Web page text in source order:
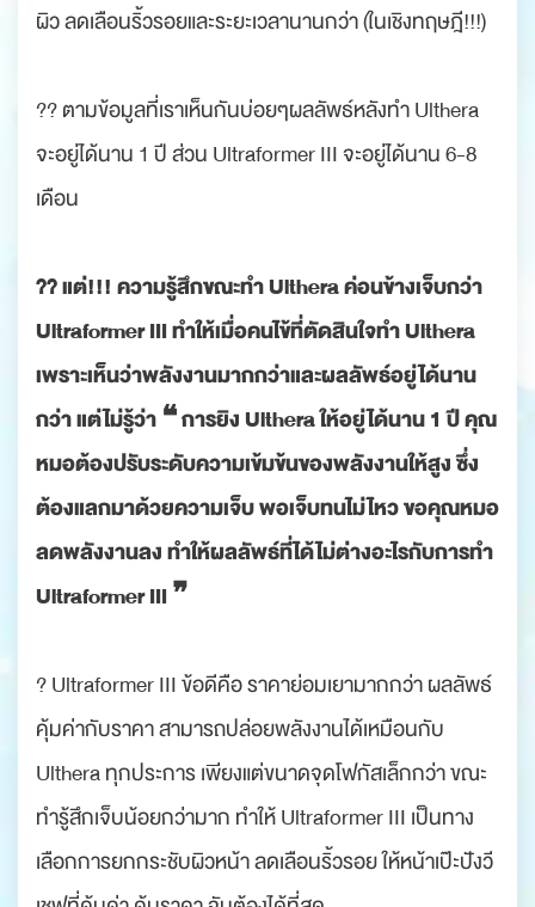
ผิว ลดเลือนริ้วรอยและระยะเวลานานกว่า (ในเชิงทฤษฎี!!!)
?? ตามข้อมูลที่เราเห็นกันบ่อยๆผลลัพธ์หลังทำ Ulthera
จะอยู่ได้นาน 1 ปี ส่วน Ultraformer III จะอยู่ได้นาน 6-8
เดือน
?? แต่!!! ความรู้สึกขณะทำ Ulthera ค่อนข้างเจ็บกว่า
Ultraformer III ทำให้เมื่อคนไข้ที่ตัดสินใจทำ Ulthera
เพราะเห็นว่าพลังงานมากกว่าและผลลัพธ์อยู่ได้นาน
กว่า แต่ไม่รู้ว่า ❝ การยิง Ulthera ให้อยู่ได้นาน 1 ปี คุณ
หมอต้องปรับระดับความเข้มข้นของพลังงานให้สูง ซึ่ง
ต้องแลกมาด้วยความเจ็บ พอเจ็บทนไม่ไหว ขอคุณหมอ
ลดพลังงานลง ทำให้ผลลัพธ์ที่ได้ไม่ต่างอะไรกับการทำ
Ultraformer III ❞
? Ultraformer III ข้อดีคือ ราคาย่อมเยามากกว่า ผลลัพธ์
คุ้มค่ากับราคา สามารถปล่อยพลังงานได้เหมือนกับ
Ulthera ทุกประการ เพียงแต่ขนาดจุดโฟกัสเล็กกว่า ขณะ
ทำรู้สึกเจ็บน้อยกว่ามาก ทำให้ Ultraformer III เป็นทาง
เลือกการยกกระชับผิวหน้า ลดเลือนริ้วรอย ให้หน้าเป๊ะปังวี